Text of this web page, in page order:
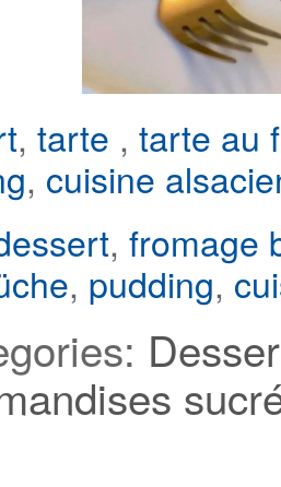
, tarte , tarte au
, cuisine
, fromage
, pudding,